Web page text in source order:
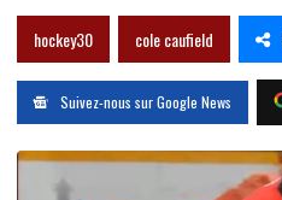
hockey30 cole caufield
Suivez-nous sur Google News